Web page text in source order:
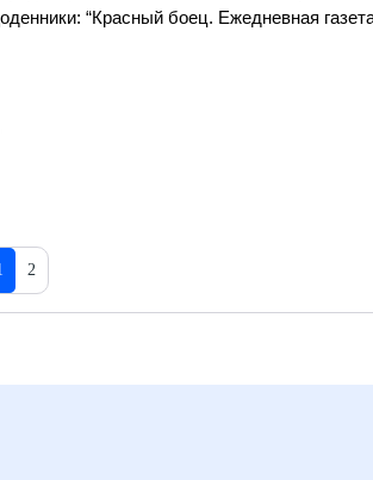
“Красный боец. Ежедневная
2